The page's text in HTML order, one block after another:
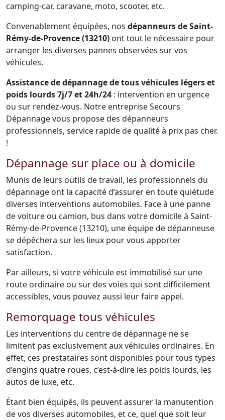
camping-car, caravane, moto, scooter, etc.
Convenablement équipées, nos dépanneurs de Saint-
Rémy-de-Provence (13210) ont tout le nécessaire pour
arranger les diverses pannes observées sur vos
véhicules.
Assistance de dépannage de tous véhicules légers et
poids lourds 7j/7 et 24h/24 : intervention en urgence
ou sur rendez-vous. Notre entreprise Secours
Dépannage vous propose des dépanneurs
professionnels, service rapide de qualité à prix pas cher.
!
Dépannage sur place ou à domicile
Munis de leurs outils de travail, les professionnels du
dépannage ont la capacité d’assurer en toute quiétude
diverses interventions automobiles. Face à une panne
de voiture ou camion, bus dans votre domicile à Saint-
Rémy-de-Provence (13210), une équipe de dépanneuse
se dépêchera sur les lieux pour vous apporter
satisfaction.
Par ailleurs, si votre véhicule est immobilisé sur une
route ordinaire ou sur des voies qui sont difficilement
accessibles, vous pouvez aussi leur faire appel.
Remorquage tous véhicules
Les interventions du centre de dépannage ne se
limitent pas exclusivement aux véhicules ordinaires. En
effet, ces prestataires sont disponibles pour tous types
d’engins quatre roues, c’est-à-dire les poids lourds, les
autos de luxe, etc.
Étant bien équipés, ils peuvent assurer la manutention
de vos diverses automobiles, et ce, quel que soit leur